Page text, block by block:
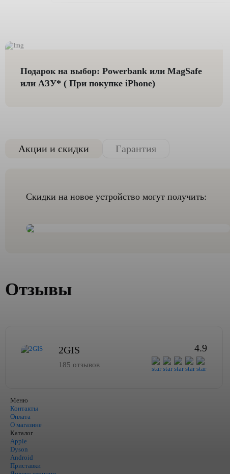
Подарок на выбор: Powerbank или MagSafe
или AЗУ* ( При покупке iPhone)
Акции и скидки Гарантия
Скидки на новое устройство могут получить:
Отзывы
2GIS
185 отзывов
4.9
Меню
Контакты
Оплата
О магазине
Каталог
Apple
Dyson
Android
Приставки